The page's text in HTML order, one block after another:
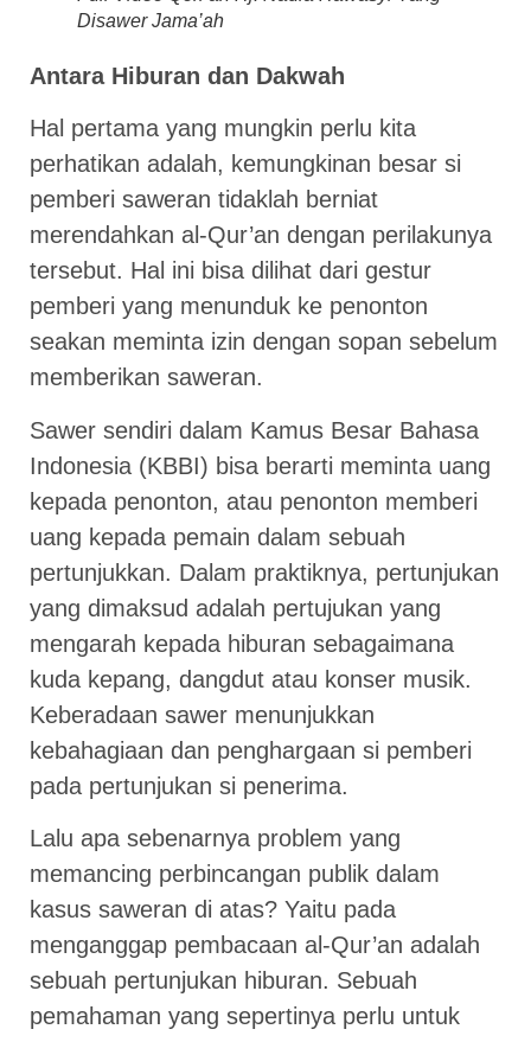
Disawer Jama’ah
Antara Hiburan dan Dakwah
Hal pertama yang mungkin perlu kita
perhatikan adalah, kemungkinan besar si
pemberi saweran tidaklah berniat
merendahkan al-Qur’an dengan perilakunya
tersebut. Hal ini bisa dilihat dari gestur
pemberi yang menunduk ke penonton
seakan meminta izin dengan sopan sebelum
memberikan saweran.
Sawer sendiri dalam Kamus Besar Bahasa
Indonesia (KBBI) bisa berarti meminta uang
kepada penonton, atau penonton memberi
uang kepada pemain dalam sebuah
pertunjukkan. Dalam praktiknya, pertunjukan
yang dimaksud adalah pertujukan yang
mengarah kepada hiburan sebagaimana
kuda kepang, dangdut atau konser musik.
Keberadaan sawer menunjukkan
kebahagiaan dan penghargaan si pemberi
pada pertunjukan si penerima.
Lalu apa sebenarnya problem yang
memancing perbincangan publik dalam
kasus saweran di atas? Yaitu pada
menganggap pembacaan al-Qur’an adalah
sebuah pertunjukan hiburan. Sebuah
pemahaman yang sepertinya perlu untuk